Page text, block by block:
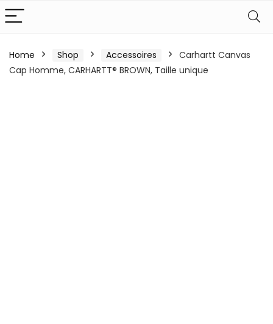
Home Shop Accessoires
Carhartt Canvas
Cap Homme, CARHARTT® BROWN, Taille unique